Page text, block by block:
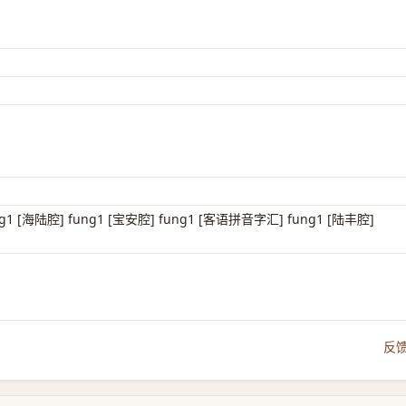
[海陆腔] fung1 [宝安腔] fung1 [客语拼音字汇] fung1 [陆丰腔]
反